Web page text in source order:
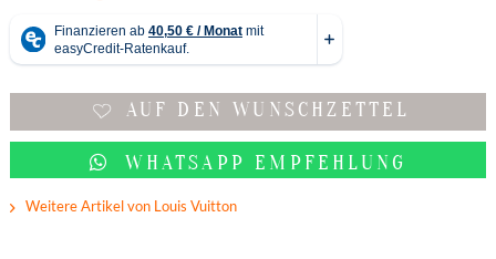
AUF DEN WUNSCHZETTEL
WHATSAPP EMPFEHLUNG
Weitere Artikel von Louis Vuitton